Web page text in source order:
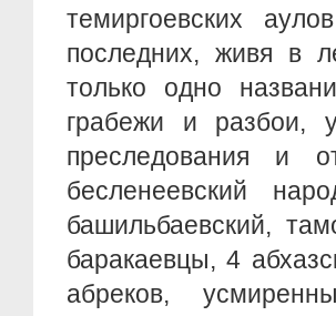
темиргоевских
последних, живя в
только одно
грабежи и разбои,
преследования и
бесленеевский
башильбаевский,
баракаевцы, 4
абреков,